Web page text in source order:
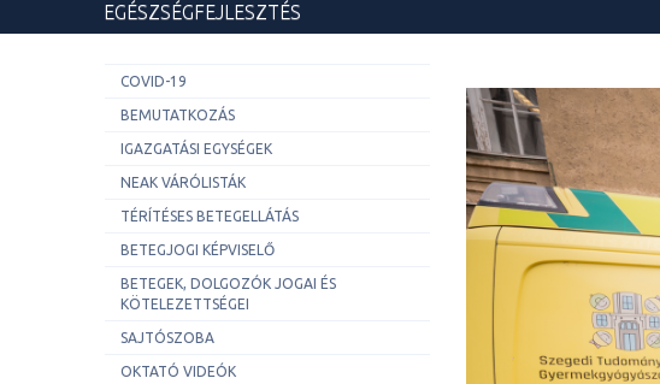
EGÉSZSÉGFEJLESZTÉS
COVID-19
BEMUTATKOZÁS
IGAZGATÁSI EGYSÉGEK
NEAK VÁRÓLISTÁK
TÉRÍTÉSES BETEGELLÁTÁS
BETEGJOGI KÉPVISELŐ
BETEGEK, DOLGOZÓK JOGAI ÉS
KÖTELEZETTSÉGEI
SAJTÓSZOBA
OKTATÓ VIDEÓK